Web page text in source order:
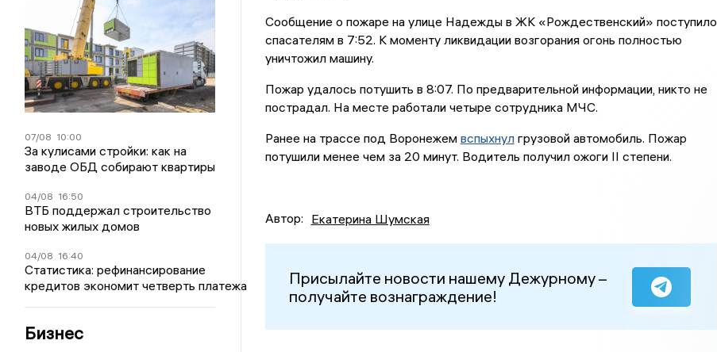
07/08 10:00
За кулисами стройки: как на
заводе ОБД собирают квартиры
04/08 16:50
ВТБ поддержал строительство
новых жилых домов
04/08 16:40
Статистика: рефинансирование
кредитов экономит четверть платежа
Бизнес
Сообщение о пожаре на улице Надежды в ЖК «Рождественский» поступило
спасателям в 7:52. К моменту ликвидации возгорания огонь полностью
уничтожил машину.
Пожар удалось потушить в 8:07. По предварительной информации, никто не
пострадал. На месте работали четыре сотрудника МЧС.
Ранее на трассе под Воронежем вспыхнулгрузовой автомобиль. Пожар
потушили менее чем за 20 минут. Водитель получил ожоги II степени.
Автор: Екатерина Шумская
Присылайте новости нашему Дежурному –
получайте вознаграждение!